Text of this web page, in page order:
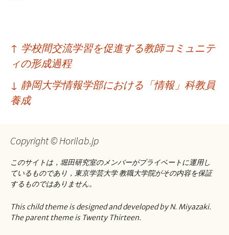
投
稿
ナ
ビ
ー
ョ
ン
↑ 学校間交流学習を促進する教師コミュニテ
ィの形成過程
↓ 静岡大学情報学部における「情報」科教員
養成
Copyright © Horilab.jp
このサイトは，堀田研究室のメンバーがプライベートに運用し
ているものであり，東京学芸大学 教職大学院がその内容を保証
するものではありません。
This child theme is designed and developed by N. Miyazaki.
The parent theme is Twenty Thirteen.